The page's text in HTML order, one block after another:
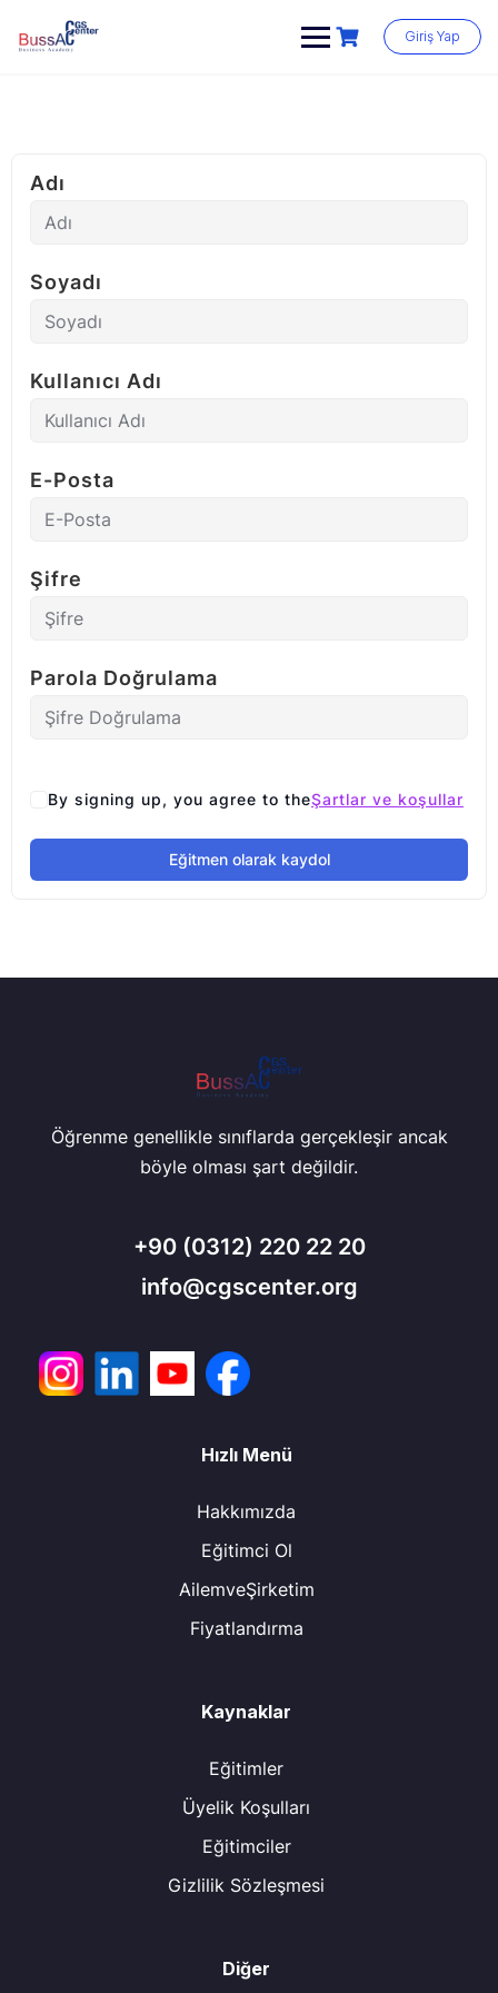
content
Giriş Yap
Adı
Soyadı
Kullanıcı Adı
E-Posta
Şifre
Parola Doğrulama
By signing up, you agree to theŞartlar ve koşullar
Eğitmen olarak kaydol
Öğrenme genellikle sınıflarda gerçekleşir ancak
böyle olması şart değildir.
+90 (0312) 220 22 20
info@cgscenter.org
Hızlı Menü
Hakkımızda
Eğitimci Ol
AilemveŞirketim
Fiyatlandırma
Kaynaklar
Eğitimler
Üyelik Koşulları
Eğitimciler
Gizlilik Sözleşmesi
Diğer